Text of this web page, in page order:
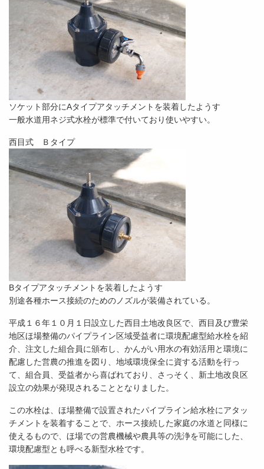
ソケット部分にAタイプアタッチメントを装着したようす
一般水道用ネジ式水栓が標準で付いており使いやすい。
西目式 Ｂタイプ
Bタイプアタッチメントを装着したようす
別途各種ホース接続のためのノズルが装備されている。
平成１６年１０月１日設立した西目土地改良区で、西目及び豊栄
地区ほ場整備のパイプライン区域受益者に環境配慮型給水栓を紹
介、注文した組合員に頒布し、かんがい用水の有効活用と環境に
配慮した営農の推進を図り、地域環境保全に資する活動を行っ
て、組合員、受益者から喜ばれており、さっそく、新土地改良区
設立の効果が発現されることとなりました。
この水栓は、ほ場整備で設置されたパイプライン給水栓にアタッ
チメントを装着することで、ホース接続した家庭の水道と同様に
使えるもので、ほ場での営農機械や農具等の洗浄を可能にした、
環境配慮型とも呼べる新型水栓です。